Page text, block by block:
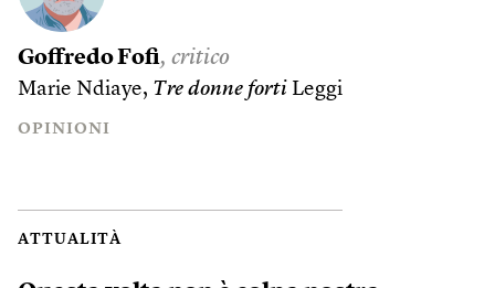
Goffredo Fofi, critico
Marie Ndiaye, Tre donne forti Leggi
OPINIONI
ATTUALITÀ